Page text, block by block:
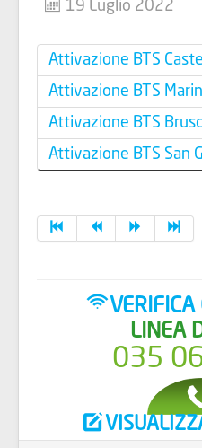
19 Luglio 2022
Attivazione BTS
Attivazione BTS
Attivazione BTS
Attivazione BTS San
VERIFICA
LINEA
035